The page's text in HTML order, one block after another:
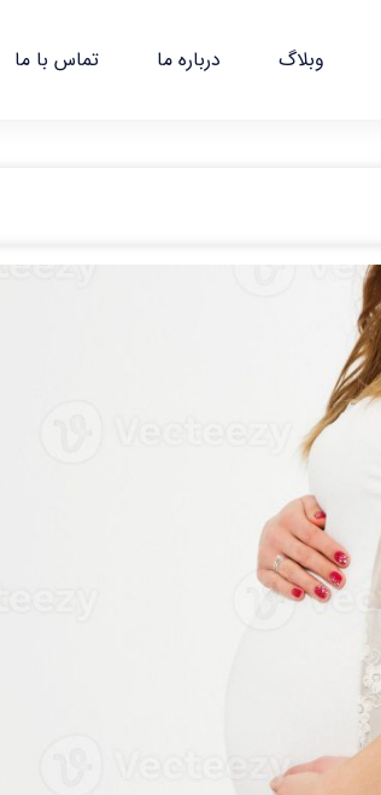
وبلاگ درباره ما تماس با ما